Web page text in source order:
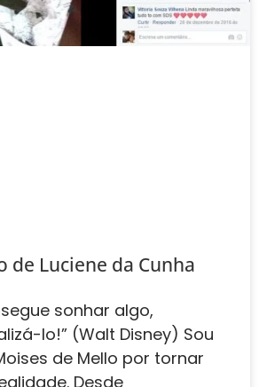
de Luciene da Cunha
sonhar algo,
lo!” (Walt Disney) Sou
de Mello ‍️por tornar
Desde